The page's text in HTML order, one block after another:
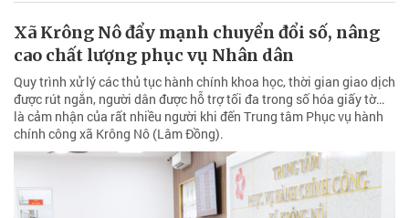
Xã Krông Nô đẩy mạnh chuyển đổi số, nâng
cao chất lượng phục vụ Nhân dân
Quy trình xử lý các thủ tục hành chính khoa học, thời gian giao dịch
được rút ngắn, người dân được hỗ trợ tối đa trong số hóa giấy tờ…
là cảm nhận của rất nhiều người khi đến Trung tâm Phục vụ hành
chính công xã Krông Nô (Lâm Đồng).